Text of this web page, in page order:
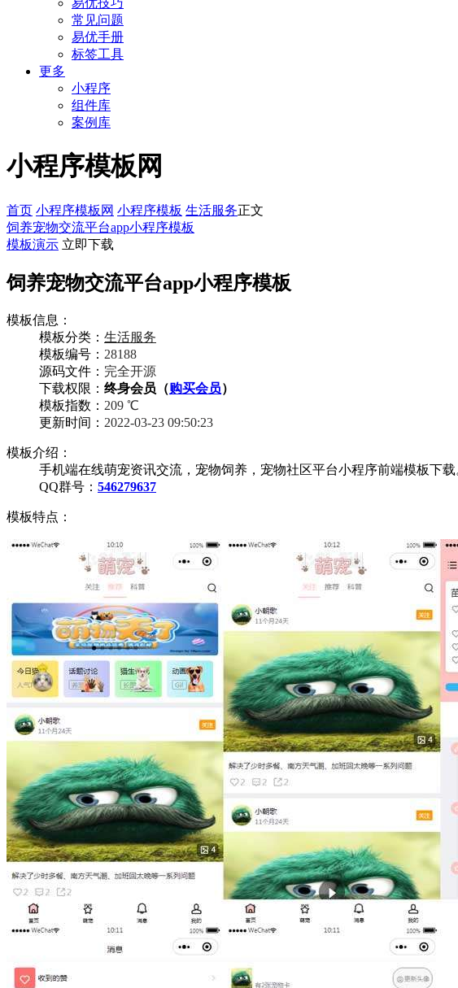
易优技巧
常见问题
易优手册
标签工具
更多
小程序
组件库
案例库
小程序模板网
首页 小程序模板网 小程序模板 生活服务正文
饲养宠物交流平台app小程序模板
模板演示 立即下载
饲养宠物交流平台app小程序模板
模板信息：
模板分类： 生活服务
模板编号： 28188
源码文件： 完全开源
下载权限： 终身会员（购买会员）
模板指数： 209 ℃
更新时间： 2022-03-23 09:50:23
模板介绍：
手机端在线萌宠资讯交流，宠物饲养，宠物社区平台小程序前端模板下
QQ群号： 546279637
模板特点：